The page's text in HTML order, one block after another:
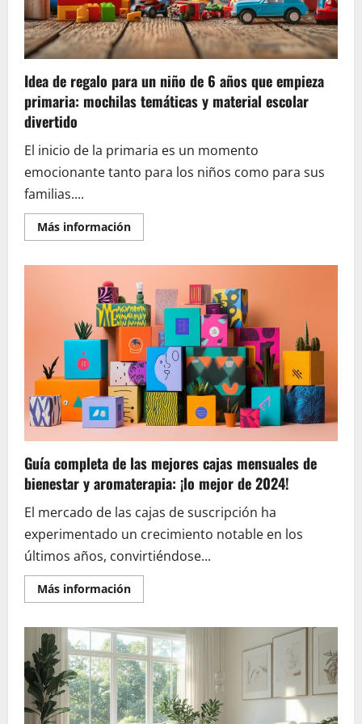
Negro
Sierra
Domina
la
Paleta
Colores
Versátiles
Idea de regalo para un niño de 6 años que empieza
primaria: mochilas temáticas y material escolar
divertido
El inicio de la primaria es un momento
emocionante tanto para los niños como para sus
familias....
Más informaciónEn
savoir
de
regalo
para
un
niño
de
6
años
que
empieza
primaria:
mochilas
temáticas
y
material
divertido
Guía completa de las mejores cajas mensuales de
bienestar y aromaterapia: ¡lo mejor de 2024!
El mercado de las cajas de suscripción ha
experimentado un crecimiento notable en los
últimos años, convirtiéndose...
Más informaciónEn
savoir
Guía
completa
de
las
mejores
cajas
mensuales
de